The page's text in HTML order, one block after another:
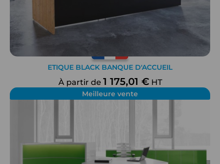
ETIQUE BLACK BANQUE D'ACCUEIL
À partir de 1 175,01 €HT
Meilleure vente